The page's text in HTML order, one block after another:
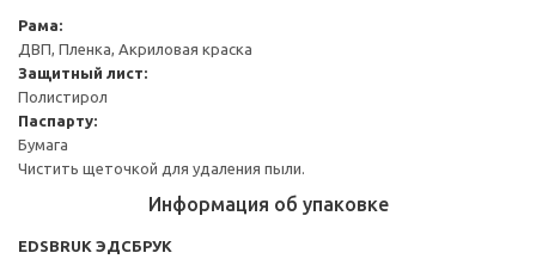
Рама:
ДВП, Пленка, Акриловая краска
Защитный лист:
Полистирол
Паспарту:
Бумага
Чистить щеточкой для удаления пыли.
Информация об упаковке
EDSBRUK ЭДСБРУК